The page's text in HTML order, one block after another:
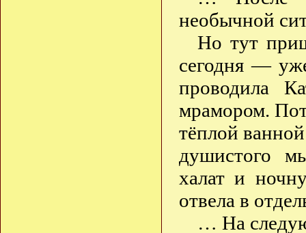
необычной
Но тут
сегодня —
проводила
мрамором.
тёплой
душистого
халат и
отвела в
… На